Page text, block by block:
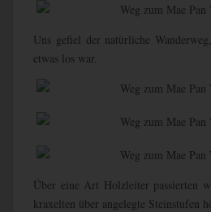
Uns gefiel der natürliche
etwas los war.
Über eine Art Holzleiter passierten
kraxelten über angelegte Steinstufen